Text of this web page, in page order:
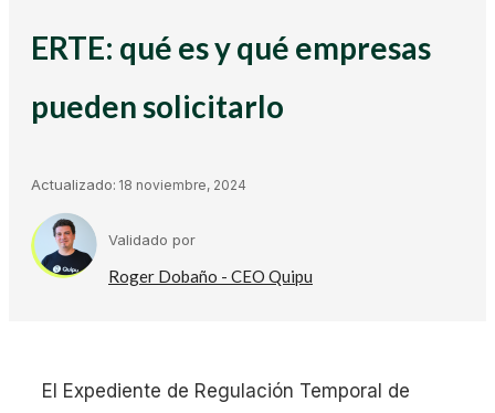
ERTE: qué es y qué empresas
pueden solicitarlo
Actualizado: 18 noviembre, 2024
Validado por
Roger Dobaño - CEO Quipu
El Expediente de Regulación Temporal de